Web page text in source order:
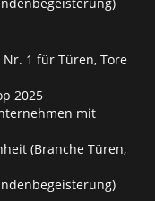
Nr. 1 für Türen, Tore
2025
mit
(Branche Türen,